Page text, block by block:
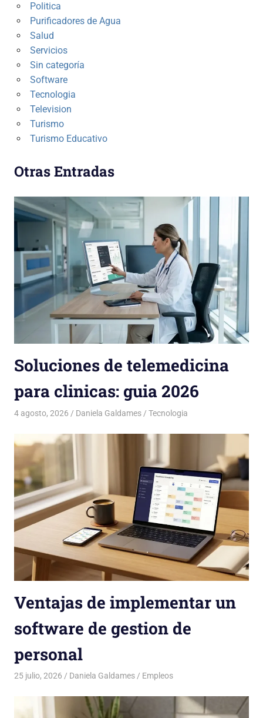
Politica
Purificadores de Agua
Salud
Servicios
Sin categoría
Software
Tecnologia
Television
Turismo
Turismo Educativo
Otras Entradas
Soluciones de telemedicina
para clinicas: guia 2026
4 agosto, 2026 Daniela Galdames Tecnologia
Ventajas de implementar un
software de gestion de
personal
25 julio, 2026 Daniela Galdames Empleos